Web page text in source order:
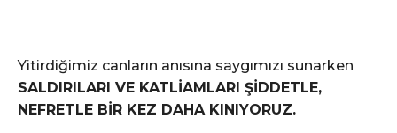
Yitirdiğimiz canların anısına saygımızı sunarken
SALDIRILARI VE KATLİAMLARI ŞİDDETLE,
NEFRETLE BİR KEZ DAHA KINIYORUZ.